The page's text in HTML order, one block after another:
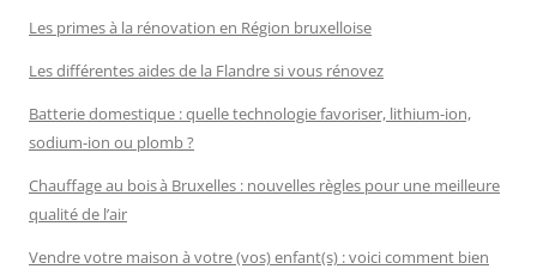
Les primes à la rénovation en Région bruxelloise
Les différentes aides de la Flandre si vous rénovez
Batterie domestique : quelle technologie favoriser, lithium-ion,
sodium-ion ou plomb ?
Chauffage au bois à Bruxelles : nouvelles règles pour une meilleure
qualité de l’air
Vendre votre maison à votre (vos) enfant(s) : voici comment bien